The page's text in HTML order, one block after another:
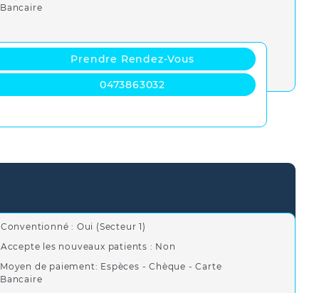
Bancaire
Prendre Rendez-Vous
0473863032
Conventionné : Oui (Secteur 1)
Accepte les nouveaux patients : Non
Moyen de paiement: Espèces - Chèque - Carte
Bancaire